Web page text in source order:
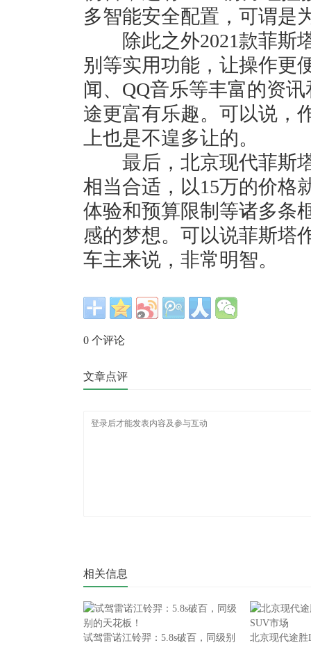
多智能安全配置，可谓是
除此之外2021款菲斯
别等实用功能，让操作更
闻、QQ音乐等丰富的资
途更富有乐趣。可以说，
上也是不遑多让的。
最后，北京现代菲斯塔
相当合适，以15万的价格
体验和预算限制等诸多条
感的梦想。可以说菲斯塔
车主来说，非常明智。
0 个评论
文章点评
相关信息
试驾雷诺江铃羿：5.8s破百，同级别 北京现代途